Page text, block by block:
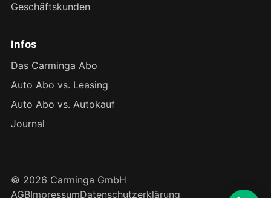
Geschäftskunden
Infos
Das Carminga Abo
Auto Abo vs. Leasing
Auto Abo vs. Autokauf
Journal
© 2026 Carminga GmbH
AGBImpressumDatenschutzerklärung